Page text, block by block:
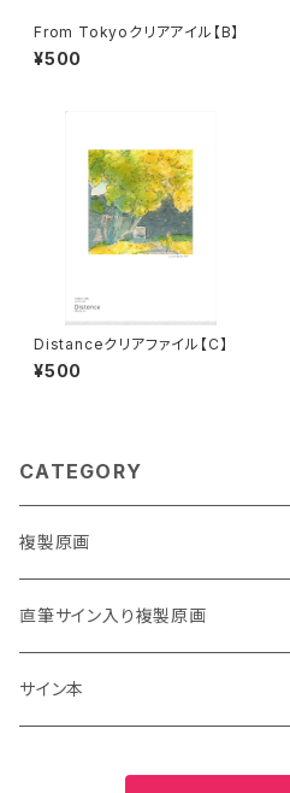
From Tokyoクリアアイル【B】
¥500
Distanceクリアファイル【C】
¥500
CATEGORY
複製原画
直筆サイン入り複製原画
サイン本